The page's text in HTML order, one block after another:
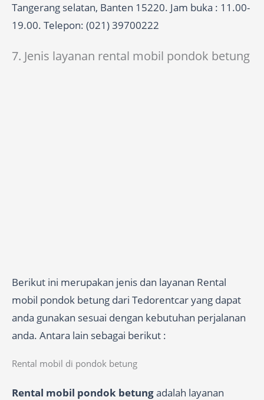
Tangerang selatan, Banten 15220. Jam buka : 11.00-
19.00. Telepon: (021) 39700222
7. Jenis layanan rental mobil pondok betung
Berikut ini merupakan jenis dan layanan Rental
mobil pondok betung dari Tedorentcar yang dapat
anda gunakan sesuai dengan kebutuhan perjalanan
anda. Antara lain sebagai berikut :
Rental mobil di pondok betung
Rental mobil pondok betungadalah layanan